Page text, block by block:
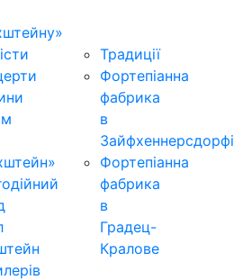
Традиції
Фортепіанна
фабрика
в
Зайфхеннерсдорфi
Фортепіанна
фабрика
в
Градец-
Кралове